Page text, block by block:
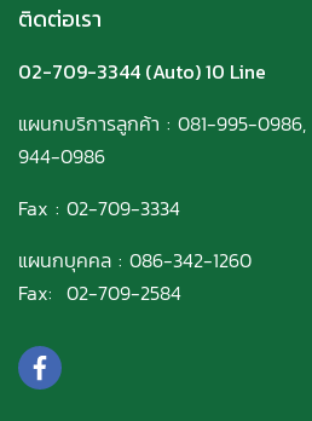
ติดต่อเรา
02-709-3344 (Auto) 10 Line
แผนกบริการลูกค้า : 081-995-0986,
944-0986
Fax : 02-709-3334
แผนกบุคคล : 086-342-1260
Fax: 02-709-2584